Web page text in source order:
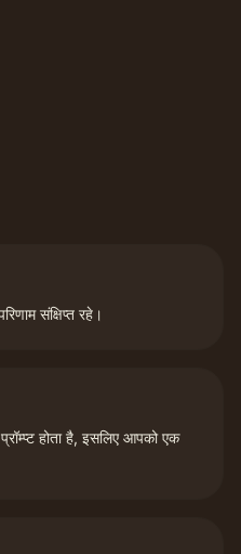
संक्षिप्त रहे।
होता है, इसलिए आपको एक